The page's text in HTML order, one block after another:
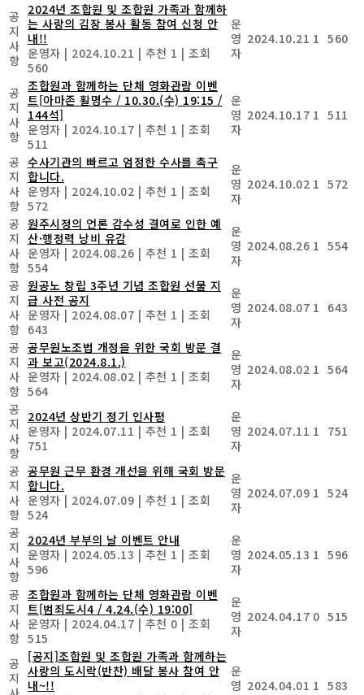
공
지
사
항
2024년 조합원 및 조합원 가족과 함께하
는 사랑의 김장 봉사 활동 참여 신청 안
내!!
운영자 | 2024.10.21 | 추천 1 | 조회
560
운
영
자
2024.10.21 1 560
공
지
사
항
조합원과 함께하는 단체 영화관람 이벤
트[아마존 활명수 / 10.30.(수) 19:15 /
144석]
운영자 | 2024.10.17 | 추천 1 | 조회
511
운
영
자
2024.10.17 1 511
공
지
사
항
수사기관의 빠르고 엄정한 수사를 촉구
합니다.
운영자 | 2024.10.02 | 추천 1 | 조회
572
운
영
자
2024.10.02 1 572
공
지
사
항
원주시정의 언론 감수성 결여로 인한 예
산·행정력 낭비 유감
운영자 | 2024.08.26 | 추천 1 | 조회
554
운
영
자
2024.08.26 1 554
공
지
사
항
원공노 창립 3주년 기념 조합원 선물 지
급 사전 공지
운영자 | 2024.08.07 | 추천 1 | 조회
643
운
영
자
2024.08.07 1 643
공
지
사
항
공무원노조법 개정을 위한 국회 방문 결
과 보고(2024.8.1.)
운영자 | 2024.08.02 | 추천 1 | 조회
564
운
영
자
2024.08.02 1 564
공
지
사
항
2024년 상반기 정기 인사평
운영자 | 2024.07.11 | 추천 1 | 조회
751
운
영
자
2024.07.11 1 751
공
지
사
항
공무원 근무 환경 개선을 위해 국회 방문
합니다.
운영자 | 2024.07.09 | 추천 1 | 조회
524
운
영
자
2024.07.09 1 524
공
지
사
항
2024년 부부의 날 이벤트 안내
운영자 | 2024.05.13 | 추천 1 | 조회
596
운
영
자
2024.05.13 1 596
공
지
사
항
조합원과 함께하는 단체 영화관람 이벤
트[범죄도시4 / 4.24.(수) 19:00]
운영자 | 2024.04.17 | 추천 0 | 조회
515
운
영
자
2024.04.17 0 515
공
지
[공지]조합원 및 조합원 가족과 함께하는
사랑의 도시락(반찬) 배달 봉사 참여 안
내~!!
운
영 2024.04.01 1 583